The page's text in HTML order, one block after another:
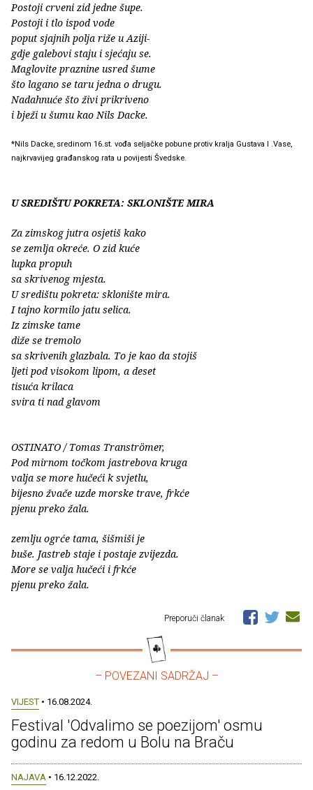
Postoji crveni zid jedne šupe.
Postoji i tlo ispod vode
poput sjajnih polja riže u Aziji-
gdje galebovi staju i sjećaju se.
Maglovite praznine usred šume
što lagano se taru jedna o drugu.
Nadahnuće što živi prikriveno
i bježi u šumu kao Nils Dacke.
*Nils Dacke, sredinom 16.st. vođa seljačke pobune protiv kralja Gustava I .Vase,
najkrvavijeg građanskog rata u povijesti Švedske.
U SREDIŠTU POKRETA: SKLONIŠTE MIRA
Za zimskog jutra osjetiš kako
se zemlja okreće. O zid kuće
lupka propuh
sa skrivenog mjesta.
U središtu pokreta: sklonište mira.
I tajno kormilo jatu selica.
Iz zimske tame
diže se tremolo
sa skrivenih glazbala. To je kao da stojiš
ljeti pod visokom lipom, a deset
tisuća krilaca
svira ti nad glavom
OSTINATO / Tomas Tranströmer,
Pod mirnom točkom jastrebova kruga
valja se more hučeći k svjetlu,
bijesno žvače uzde morske trave, frkće
pjenu preko žala.
zemlju ogrće tama, šišmiši je
buše. Jastreb staje i postaje zvijezda.
More se valja hučeći i frkće
pjenu preko žala.
Preporuči članak
– POVEZANI SADRŽAJ –
VIJEST • 16.08.2024.
Festival 'Odvalimo se poezijom' osmu
godinu za redom u Bolu na Braču
NAJAVA • 16.12.2022.